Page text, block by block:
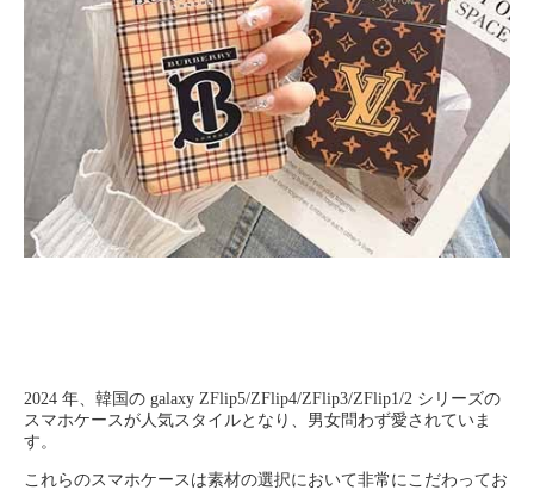
2024 年、韓国の galaxy ZFlip5/ZFlip4/ZFlip3/ZFlip1/2 シリーズの
スマホケースが人気スタイルとなり、男女問わず愛されていま
す。
これらのスマホケースは素材の選択において非常にこだわってお